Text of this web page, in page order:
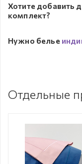
Хотите добавить
комплект?
Нужно белье
Отдельные